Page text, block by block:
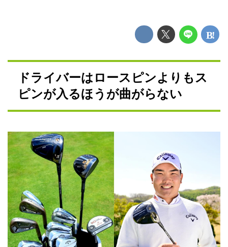
ドライバーはロースピンよりもス
ピンが入るほうが曲がらない